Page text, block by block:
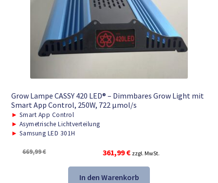
Grow Lampe CASSY 420 LED® – Dimmbares Grow Light mit
Smart App Control, 250W, 722 μmol/s
► Smart App Control
► Asymetrische Lichtverteilung
► Samsung LED 301H
669,99€
Ursprünglicher
Preis
war:
361,99€Aktueller
Preis
ist:
zzgl. MwSt.
In den Warenkorb